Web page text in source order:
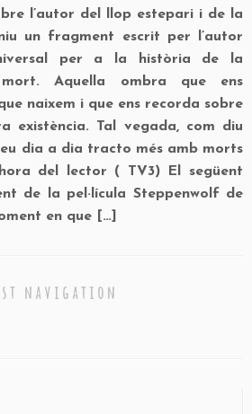
l’autor del llop estepari i de la
un fragment escrit per l’autor
per a la història de la
Aquella ombra que ens
naixem i que ens recorda sobre
existència. Tal vegada, com diu
dia a dia tracto més amb morts
del lector ( TV3) El següent
de la pel·lícula Steppenwolf de
en que […]
navigation